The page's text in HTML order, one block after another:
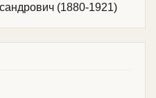
(1880-1921)